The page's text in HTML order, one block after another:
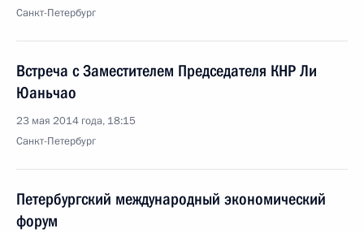
Санкт-Петербург
Встреча с Заместителем Председателя КНР Ли
Юаньчао
23 мая 2014 года, 18:15
Санкт-Петербург
Петербургский международный экономический
форум